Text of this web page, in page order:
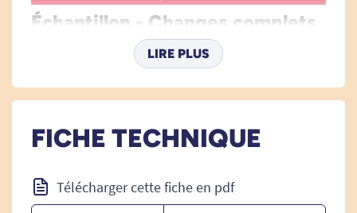
Échantillon - Changes complets
SENI SUPER Jour S : une
protection respirante, discrète
et efficace au quotidien
spécialement conçu pour accompagner en
urinaires légères à modérées. Grâce à ses
matériaux de qualité, ses technologies
LIRE PLUS
FICHE TECHNIQUE
Télécharger cette fiche en pdf